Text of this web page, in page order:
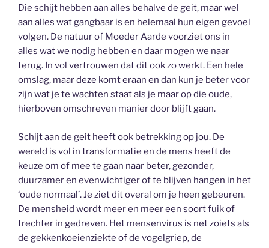
Die schijt hebben aan alles behalve de geit, maar wel
aan alles wat gangbaar is en helemaal hun eigen gevoel
volgen. De natuur of Moeder Aarde voorziet ons in
alles wat we nodig hebben en daar mogen we naar
terug. In vol vertrouwen dat dit ook zo werkt. Een hele
omslag, maar deze komt eraan en dan kun je beter voor
zijn wat je te wachten staat als je maar op die oude,
hierboven omschreven manier door blijft gaan.
Schijt aan de geit heeft ook betrekking op jou. De
wereld is vol in transformatie en de mens heeft de
keuze om of mee te gaan naar beter, gezonder,
duurzamer en evenwichtiger of te blijven hangen in het
‘oude normaal’. Je ziet dit overal om je heen gebeuren.
De mensheid wordt meer en meer een soort fuik of
trechter in gedreven. Het mensenvirus is net zoiets als
de gekkenkoeienziekte of de vogelgriep, de